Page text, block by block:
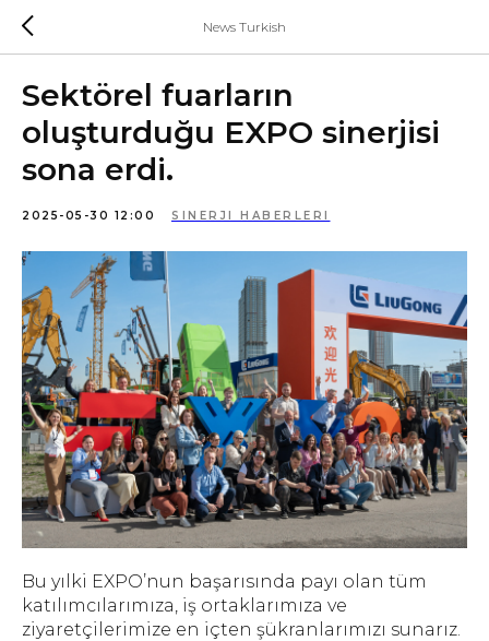
News Turkish
Sektörel fuarların
oluşturduğu EXPO sinerjisi
sona erdi.
2025-05-30 12:00 SINERJI HABERLERI
Bu yılki EXPO’nun başarısında payı olan tüm
katılımcılarımıza, iş ortaklarımıza ve
ziyaretçilerimize en içten şükranlarımızı sunarız.